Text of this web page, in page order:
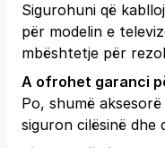
Sigurohuni që
për modelin e
mbështetje për
A ofrohet garanci
Po, shumë
siguron cilësinë dhe